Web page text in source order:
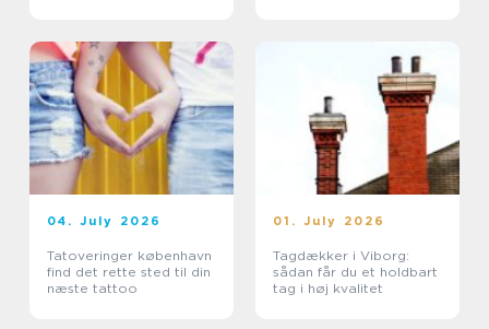
04. July 2026
Tatoveringer københavn
find det rette sted til din
næste tattoo
01. July 2026
Tagdækker i Viborg:
sådan får du et holdbart
tag i høj kvalitet